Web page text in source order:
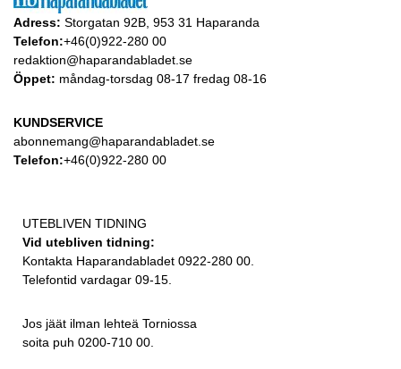
Adress: Storgatan 92B, 953 31 Haparanda
Telefon:+46(0)922-280 00
redaktion@haparandabladet.se
Öppet: måndag-torsdag 08-17 fredag 08-16
KUNDSERVICE
abonnemang@haparandabladet.se
Telefon:+46(0)922-280 00
UTEBLIVEN TIDNING
Vid utebliven tidning:
Kontakta Haparandabladet 0922-280 00.
Telefontid vardagar 09-15.
Jos jäät ilman lehteä Torniossa
soita puh 0200-710 00.